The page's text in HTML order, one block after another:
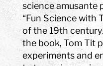
science amusante
“Fun Science with
of the 19th
the book, Tom Tit
experiments and